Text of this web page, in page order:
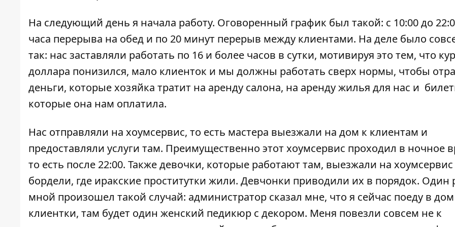
На следующий день я начала работу. Оговоренный график был такой: с 10:00 до
часа перерыва на обед и по 20 минут перерыв между клиентами. На деле было
так: нас заставляли работать по 16 и более часов в сутки, мотивируя это тем, что
доллара понизился, мало клиенток и мы должны работать сверх нормы, чтобы
деньги, которые хозяйка тратит на аренду салона, на аренду жилья для нас и
которые она нам оплатила.
Нас отправляли на хоумсервис, то есть мастера выезжали на дом к клиентам и
предоставляли услуги там. Преимущественно этот хоумсервис проходил в ночное
то есть после 22:00. Также девочки, которые работают там, выезжали на
бордели, где иракские проститутки жили. Девчонки приводили их в порядок. Один
мной произошел такой случай: администратор сказал мне, что я сейчас поеду в дом
клиентки, там будет один женский педикюр с декором. Меня повезли совсем не к